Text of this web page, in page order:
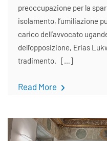
preoccupazione per la
isolamento, l’umiliazione
carico dell’avvocato
dell’opposizione, Erias
tradimento. […]
Read More